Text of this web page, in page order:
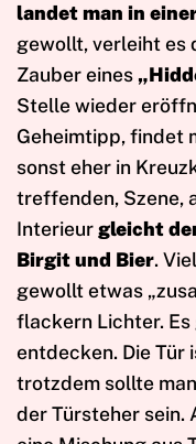
landet man in
gewollt, verleiht es
Zauber eines
Stelle wieder
Geheimtipp, findet
sonst eher in
treffenden, Szene,
Interieurgleicht
Birgit und Bier.
gewollt etwas
flackern Lichter.
entdecken. Die
trotzdem sollte
der Türsteher sein.